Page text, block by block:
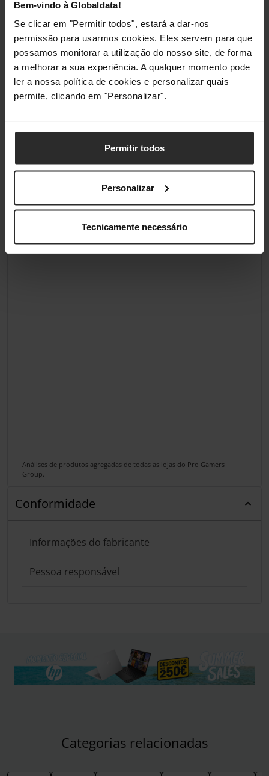
Bem-vindo à Globaldata!
Se clicar em "Permitir todos", estará a dar-nos
permissão para usarmos cookies. Eles servem para que
possamos monitorar a utilização do nosso site, de forma
a melhorar a sua experiência. A qualquer momento pode
ler a nossa política de cookies e personalizar quais
permite, clicando em "Personalizar".
Permitir todos
Personalizar
Tecnicamente necessário
Classificações
Análises de produtos agregadas de todas as lojas do Pro Gamers
Group.
Conformidade
Informações do fabricante
Pessoa responsável
Categorias relacionadas